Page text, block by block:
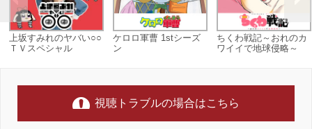
上坂すみれのヤバい○○
ＴＶスペシャル
ケロロ軍曹 1stシーズ
ン
ちくわ戦記～おれのカ
ワイイで地球侵略～
視聴トラブルの場合はこちら